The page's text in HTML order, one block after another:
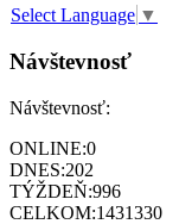
Select Language ▼
Návštevnosť
Návštevnosť:
ONLINE:0
DNES:202
TÝŽDEŇ:996
CELKOM:1431330